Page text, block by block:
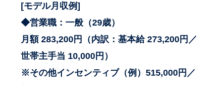
[モデル月収例]
◆営業職：一般（29歳）
月額 283,200円（内訳：基本給 273,200円／
世帯主手当 10,000円）
※その他インセンティブ（例）515,000円／